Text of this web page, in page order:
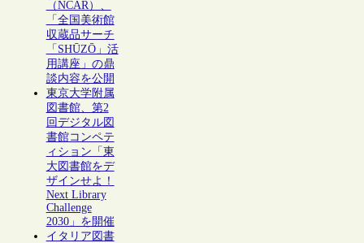
（NCAR）、
「全国美術館
収蔵品サーチ
「SHŪZŌ」活
用講座」の鼎
談内容を公開
東京大学附属
図書館、第2
回デジタル図
書館コンペテ
ィション「東
大図書館をデ
ザインせよ！
Next Library
Challenge
2030」を開催
イタリア図書